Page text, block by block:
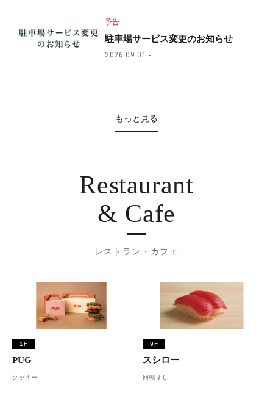
予告
駐車場サービス変更のお知らせ
2026.09.01
もっと見る
Restaurant
& Cafe
レストラン・カフェ
1F
PUG
クッキー
9F
スシロー
回転すし